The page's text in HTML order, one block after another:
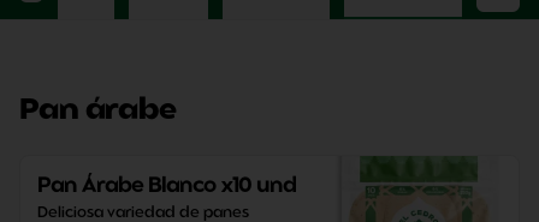
Pan árabe
Pan Árabe Blanco x10 und
Deliciosa variedad de panes